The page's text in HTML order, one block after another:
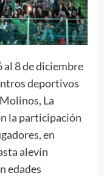
al 8 de diciembre
deportivos
La
la participación
en
alevín
edades